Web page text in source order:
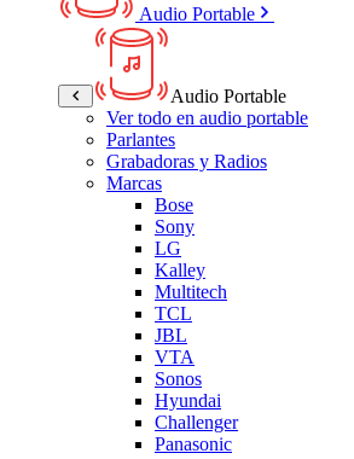
Audio Portable
Audio Portable
Ver todo en audio portable
Parlantes
Grabadoras y Radios
Marcas
Bose
Sony
LG
Kalley
Multitech
TCL
JBL
VTA
Sonos
Hyundai
Challenger
Panasonic